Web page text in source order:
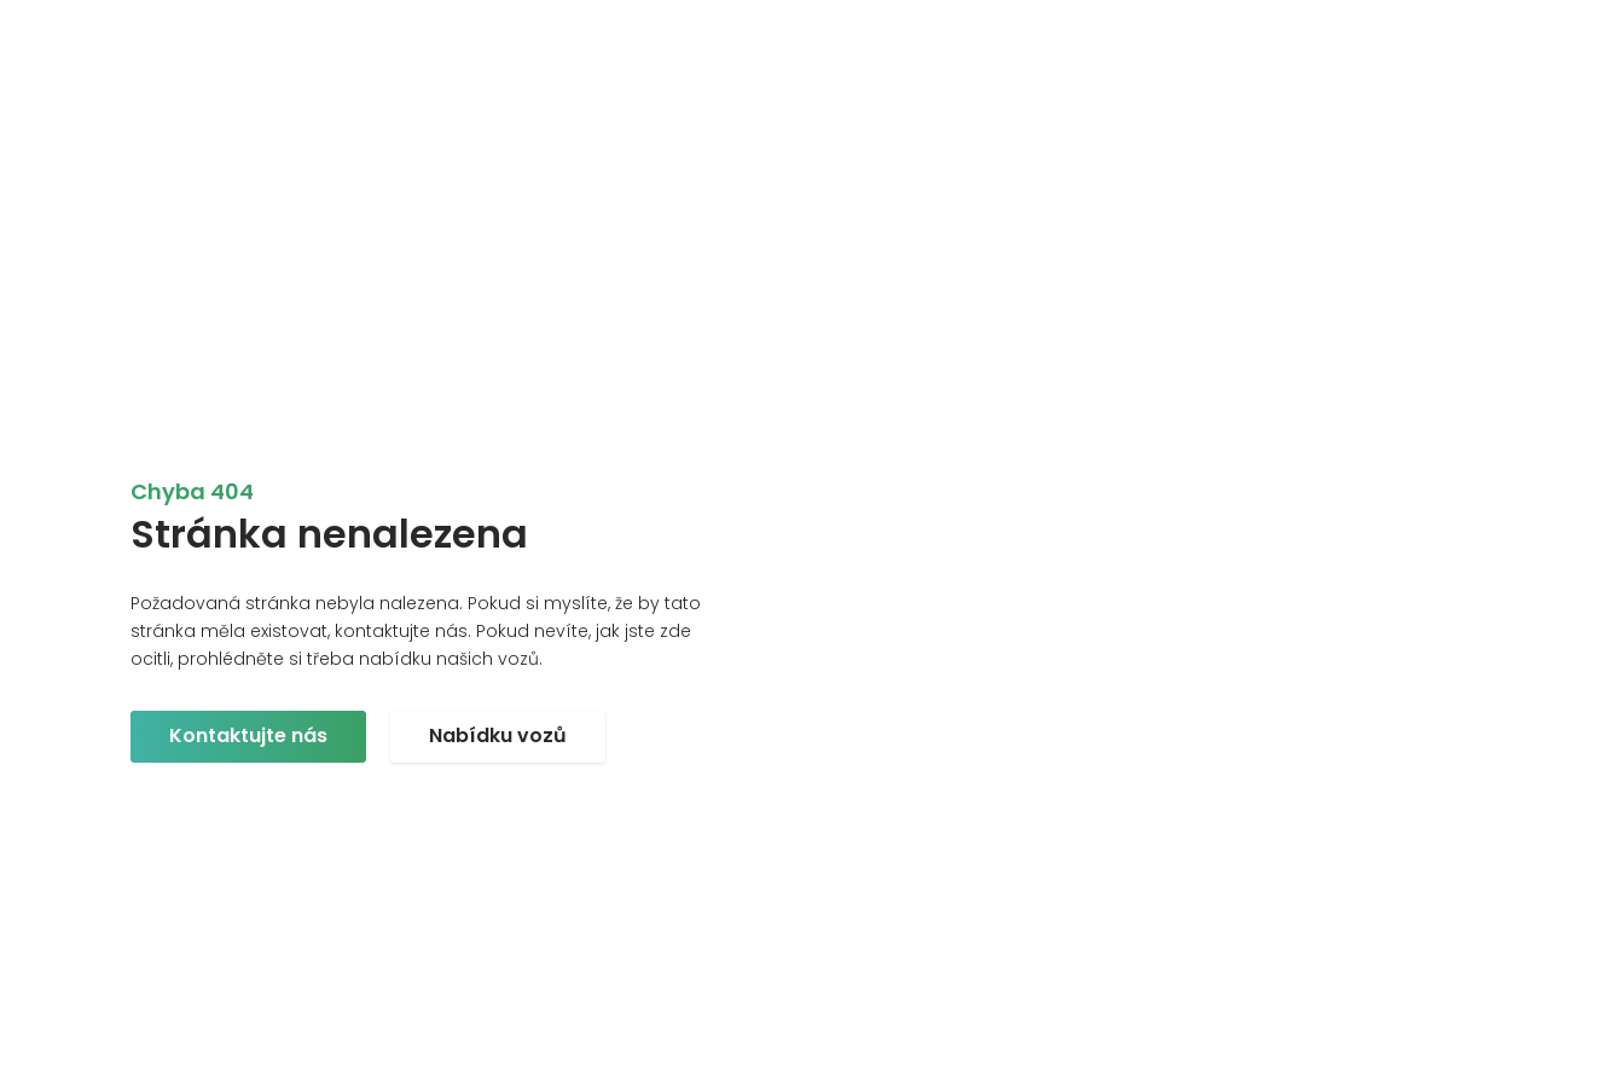
Chyba 404
Stránka nenalezena
Požadovaná stránka nebyla nalezena. Pokud si myslíte, že by tato
stránka měla existovat, kontaktujte nás. Pokud nevíte, jak jste zde
ocitli, prohlédněte si třeba nabídku našich vozů.
Kontaktujte nás Nabídku vozů